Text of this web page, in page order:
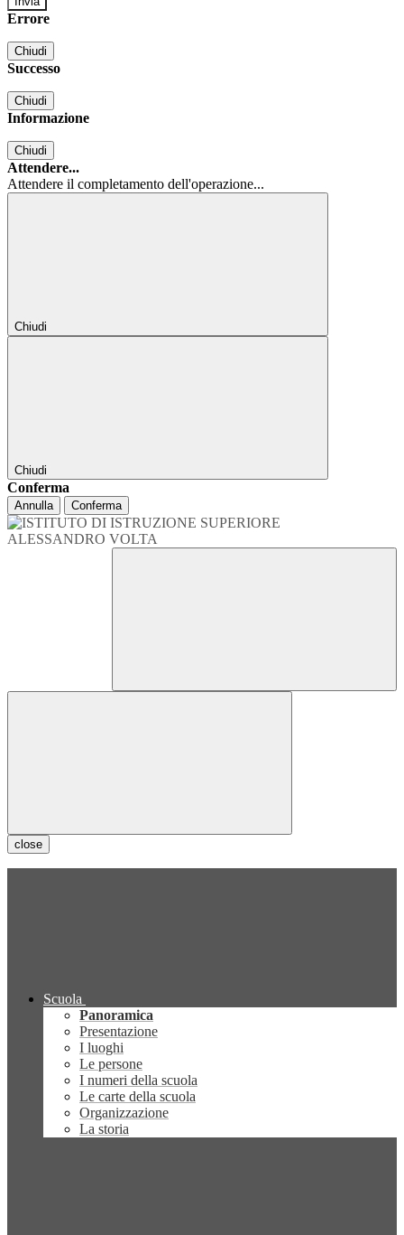
Errore
Chiudi
Successo
Chiudi
Informazione
Chiudi
Attendere...
Attendere il completamento dell'operazione...
Chiudi
Chiudi
Conferma
Annulla Conferma
close
Scuola
Panoramica
Presentazione
I luoghi
Le persone
I numeri della scuola
Le carte della scuola
Organizzazione
La storia